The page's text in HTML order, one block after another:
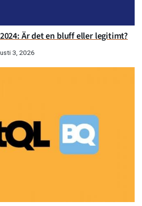
Är det en bluff eller legitimt?
3, 2026